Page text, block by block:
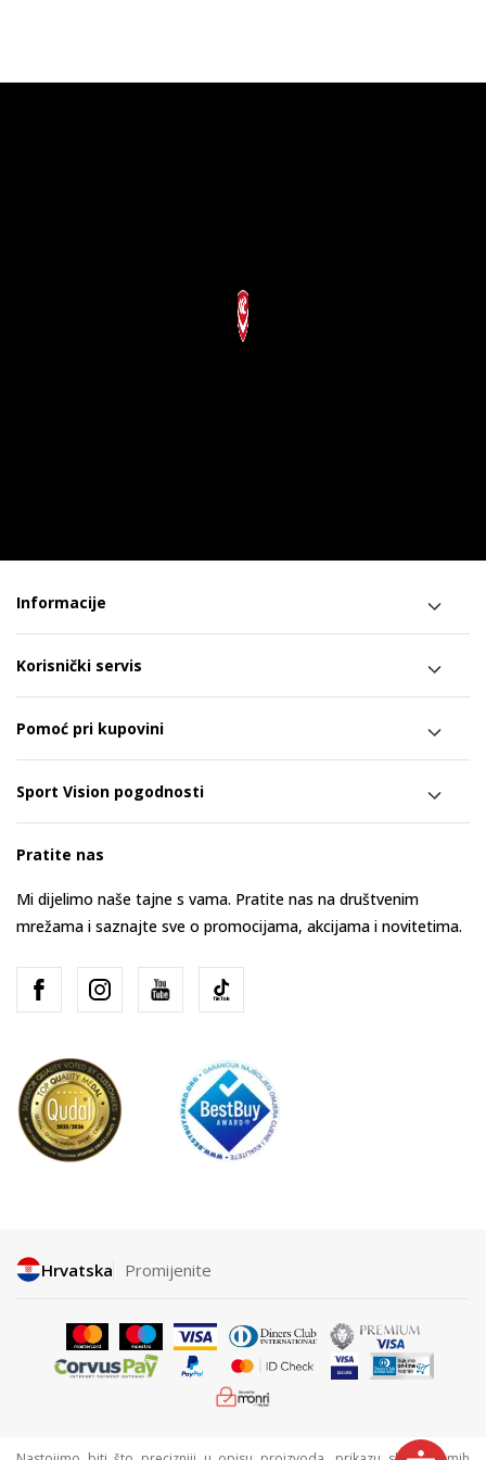
Informacije
Korisnički servis
Pomoć pri kupovini
Sport Vision pogodnosti
Pratite nas
Mi dijelimo naše tajne s vama. Pratite nas na društvenim
mrežama i saznajte sve o promocijama, akcijama i novitetima.
Hrvatska Promijenite